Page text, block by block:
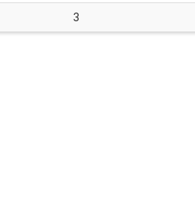
3